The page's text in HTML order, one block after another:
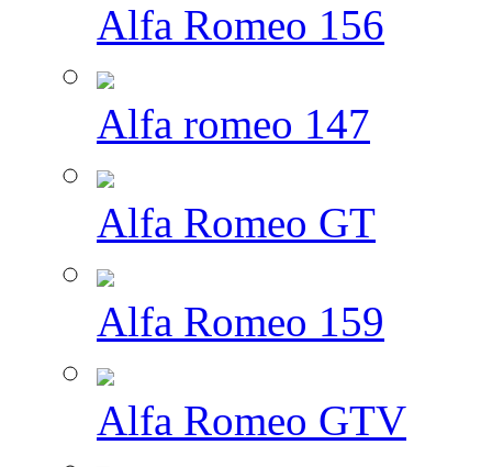
Alfa Romeo 156
Alfa romeo 147
Alfa Romeo GT
Alfa Romeo 159
Alfa Romeo GTV